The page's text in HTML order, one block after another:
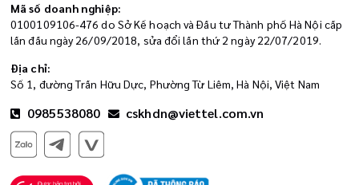
Mã số doanh nghiệp:
0100109106-476 do Sở Kế hoạch và Đầu tư Thành phố Hà Nội cấp
lần đầu ngày 26/09/2018, sửa đổi lần thứ 2 ngày 22/07/2019.
Địa chỉ:
Số 1, đường Trần Hữu Dực, Phường Từ Liêm, Hà Nội, Việt Nam
0985538080 cskhdn@viettel.com.vn